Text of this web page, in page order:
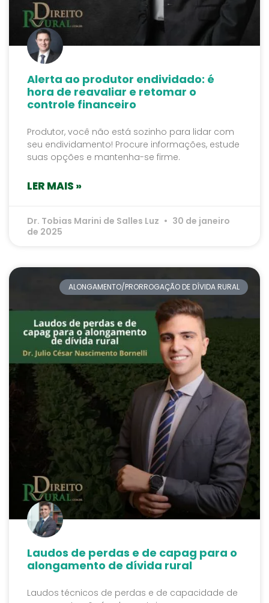
Alerta ao produtor endividado: é
hora de reavaliar e retomar o
controle financeiro
Produtor, você não está sozinho para lidar com
seu endividamento! Procure informações, estude
suas opções e mantenha-se firme.
LER MAIS »
Dr. Tobias Marini de Salles Luz
30 de janeiro
de 2025
ALONGAMENTO/PRORROGAÇÃO DE DÍVIDA RURAL
Laudos de perdas e de capag para o
alongamento de dívida rural
Laudos técnicos de perdas e de capacidade de